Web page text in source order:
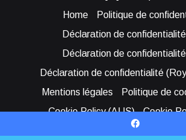
Home
Politique de
Déclaration de
Déclaration de
Déclaration de confidentialité
Mentions légales
Politique de
Cookie Policy (AUS)
Cookie
Participer à
Facebook